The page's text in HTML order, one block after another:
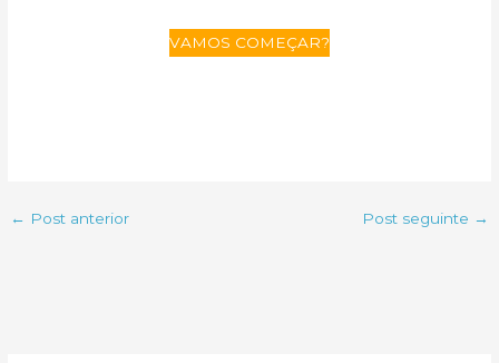
VAMOS COMEÇAR?
← Post anterior Post seguinte →